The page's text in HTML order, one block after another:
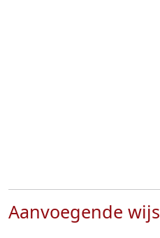
Aanvoegende wijs